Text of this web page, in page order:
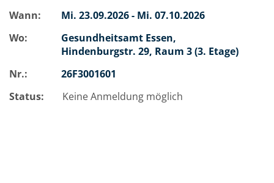
Wann:
Mi. 23.09.2026 - Mi. 07.10.2026
Wo:
Gesundheitsamt Essen,
Hindenburgstr. 29, Raum 3 (3. Etage)
Nr.:
26F3001601
Status:
Keine Anmeldung möglich